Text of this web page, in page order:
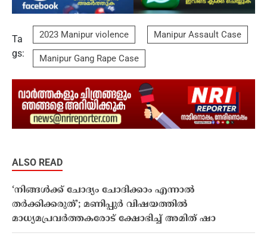
Ta
gs:
2023 Manipur violence Manipur Assault Case
Manipur Gang Rape Case
ALSO READ
‘നിങ്ങൾക്ക് ചോദ്യം ചോദിക്കാം എന്നാൽ
തർക്കിക്കരുത്’; മണിപ്പുർ വിഷയത്തിൽ
മാധ്യമപ്രവർത്തകരോട് ക്ഷോഭിച്ച് അമിത് ഷാ